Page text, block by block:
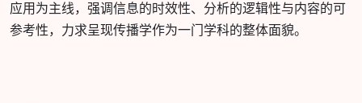
应用为主线，强调信息的时效性、分析的逻辑性与内容的可
参考性，力求呈现传播学作为一门学科的整体面貌。